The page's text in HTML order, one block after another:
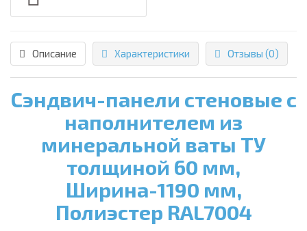
Описание Характеристики Отзывы (0)
Сэндвич-панели стеновые с
наполнителем из
минеральной ваты ТУ
толщиной 60 мм,
Ширина-1190 мм,
Полиэстер RAL7004